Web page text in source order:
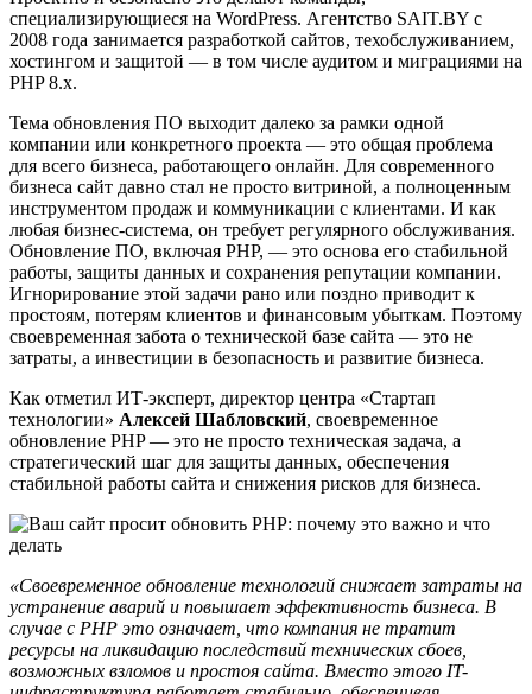
специализирующиеся на WordPress. Агентство SAIT.BY с
2008 года занимается разработкой сайтов, техобслуживанием,
хостингом и защитой — в том числе аудитом и миграциями на
PHP 8.x.
Тема обновления ПО выходит далеко за рамки одной
компании или конкретного проекта — это общая проблема
для всего бизнеса, работающего онлайн. Для современного
бизнеса сайт давно стал не просто витриной, а полноценным
инструментом продаж и коммуникации с клиентами. И как
любая бизнес-система, он требует регулярного обслуживания.
Обновление ПО, включая PHP, — это основа его стабильной
работы, защиты данных и сохранения репутации компании.
Игнорирование этой задачи рано или поздно приводит к
простоям, потерям клиентов и финансовым убыткам. Поэтому
своевременная забота о технической базе сайта — это не
затраты, а инвестиции в безопасность и развитие бизнеса.
Как отметил ИТ-эксперт, директор центра «Стартап
технологии» Алексей Шабловский, своевременное
обновление PHP — это не просто техническая задача, а
стратегический шаг для защиты данных, обеспечения
стабильной работы сайта и снижения рисков для бизнеса.
«Своевременное обновление технологий снижает затраты на
устранение аварий и повышает эффективность бизнеса. В
случае с PHP это означает, что компания не тратит
ресурсы на ликвидацию последствий технических сбоев,
возможных взломов и простоя сайта. Вместо этого IT-